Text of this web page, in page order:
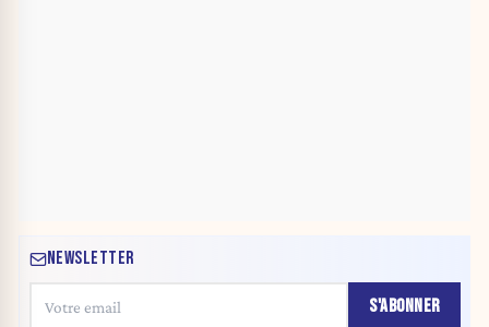
NEWSLETTER
S'ABONNER